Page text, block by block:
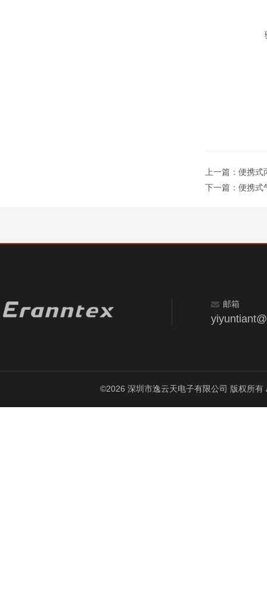
上一篇： 便携式
下一篇： 便携式
邮箱
©2026 深圳市逸云天电子有限公司 版权所有